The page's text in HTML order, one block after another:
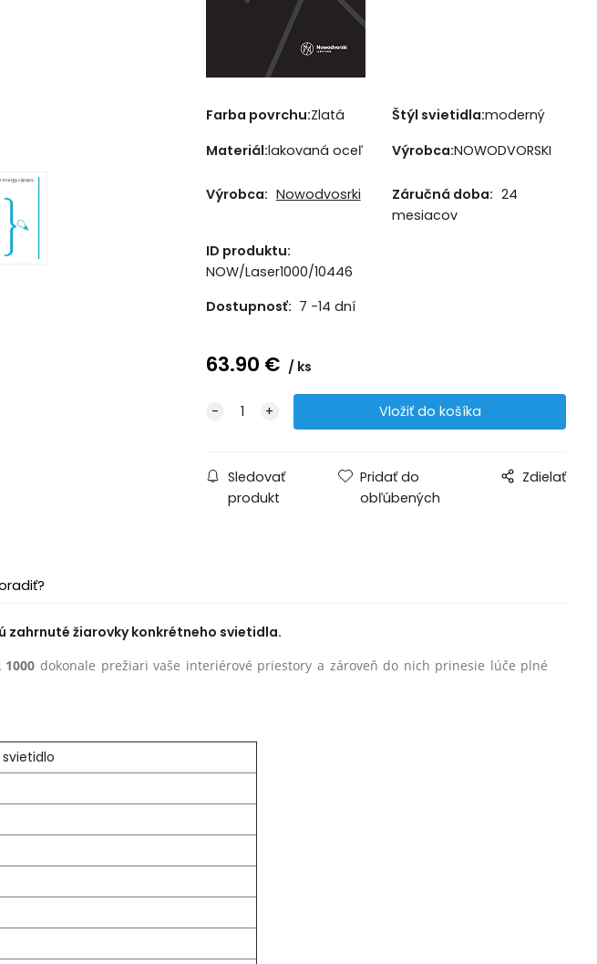
Farba povrchu:Zlatá Štýl svietidla:moderný
Materiál:lakovaná oceľ Výrobca:NOWODVORSKI
Výrobca: Nowodvosrki Záručná doba: 24
mesiacov
ID produktu:
NOW/Laser1000/10446
Dostupnosť: 7 -14 dní
63.90 € ks
Sledovať
produkt
Pridať do
obľúbených
Zdielať
zahrnuté žiarovky konkrétneho svietidla.
1000 dokonale prežiari vaše interiérové priestory a zároveň do nich prinesie lúče plné
svietidlo